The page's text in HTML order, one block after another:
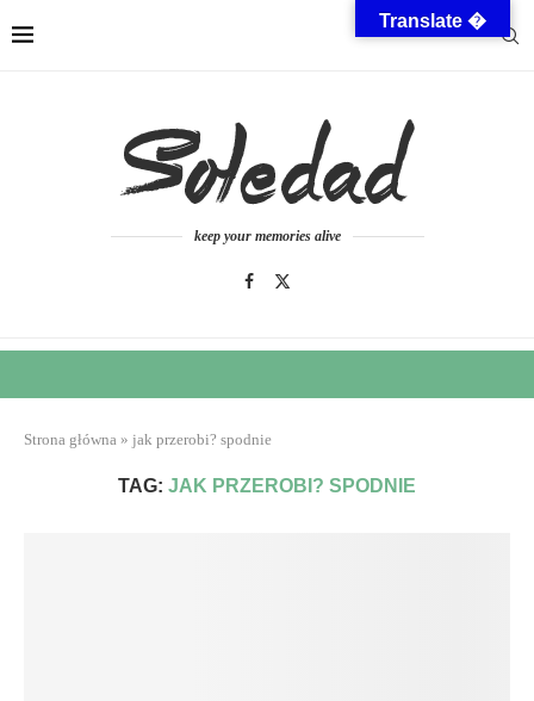
keep your memories alive
Strona główna » jak przerobi? spodnie
TAG: JAK PRZEROBI? SPODNIE
Translate �